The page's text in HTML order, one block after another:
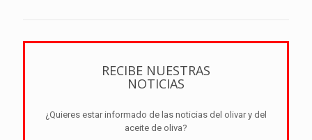
RECIBE NUESTRAS
NOTICIAS
¿Quieres estar informado de las noticias del olivar y del
aceite de oliva?